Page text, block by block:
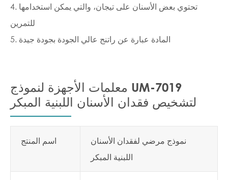
4. تحتوي بعض الأسنان على تيجان، والتي يمكن استخدامها
للتمرين
5. المادة عبارة عن راتنج عالي الجودة بجودة جيدة
معلمات الأجهزة لنموذج UM-7019
لتشخيص فقدان الأسنان اللبنية المبكر
اسم المنتج
نموذج مرضي لفقدان الأسنان
اللبنية المبكر